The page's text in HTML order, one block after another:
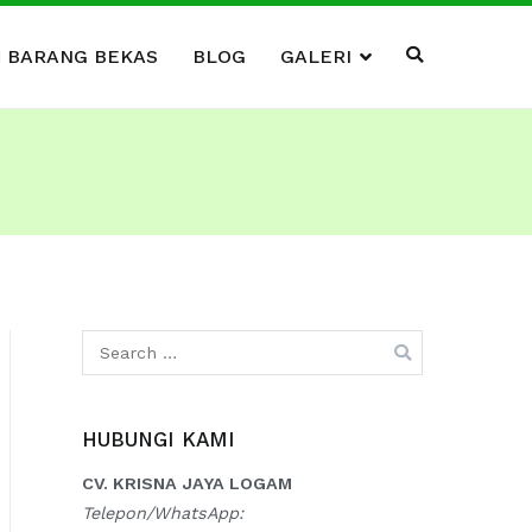
BEKAS BLOG GALERI
for:
HUBUNGI KAMI
CV. KRISNA JAYA LOGAM
Telepon/WhatsApp: